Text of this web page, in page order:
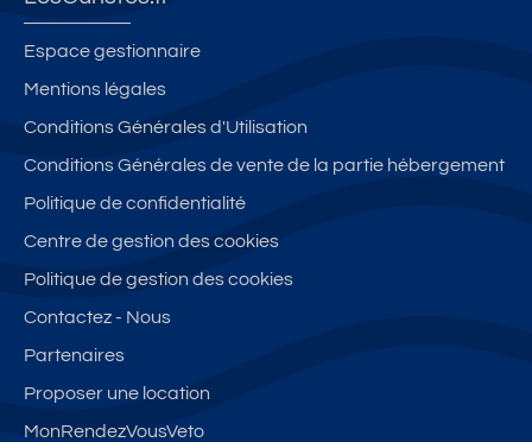
Espace gestionnaire
Mentions légales
Conditions Générales d'Utilisation
Conditions Générales de vente de la partie hébergement
Politique de confidentialité
Centre de gestion des cookies
Politique de gestion des cookies
Contactez - Nous
Partenaires
Proposer une location
MonRendezVousVeto